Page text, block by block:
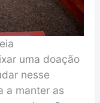
uma doação
nesse
a manter as